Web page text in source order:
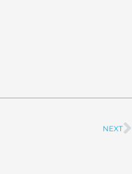
NEXT